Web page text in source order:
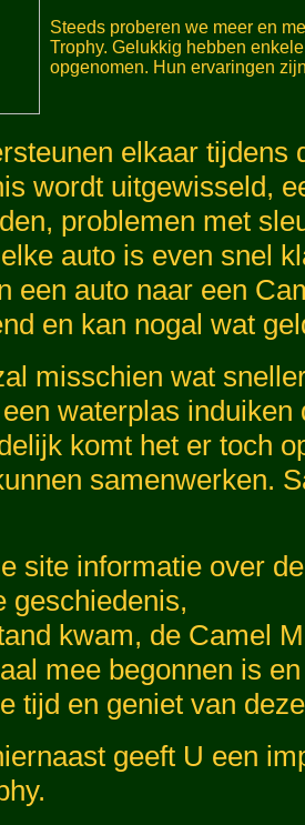
Steeds proberen we meer en
Trophy. Gelukkig hebben
opgenomen. Hun ervaringen
elkaar tijdens
wordt uitgewisseld,
problemen met
auto is even snel
een auto naar een
en kan nogal wat
misschien wat
waterplas induiken
komt het er toch
samenwerken.
site informatie over
geschiedenis,
kwam, de Camel
mee begonnen is
tijd en geniet van
geeft U een